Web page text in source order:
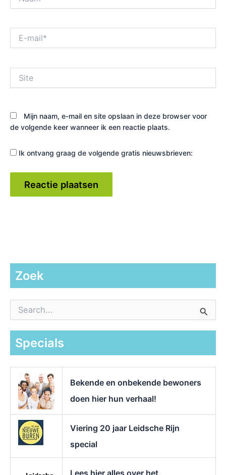
mail*
Mijn naam, e-mail en site opslaan in deze browser voor
de volgende keer wanneer ik een reactie plaats.
Ik ontvang graag de volgende gratis nieuwsbrieven:
Zoek
a
Specials
Bekende en onbekende bewoners
doen hier hun verhaal!
Viering 20 jaar Leidsche Rijn
special